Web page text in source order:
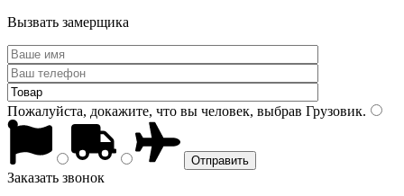
Вызвать замерщика
Пожалуйста, докажите, что вы человек, выбрав Грузовик.
Заказать звонок